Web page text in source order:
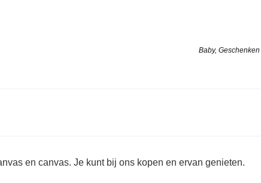
Baby, Geschenken
en canvas. Je kunt bij ons kopen en ervan genieten.